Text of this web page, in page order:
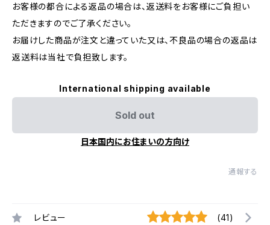
お客様の都合による返品の場合は、返送料をお客様にご負担い
ただきますのでご了承ください。
お届けした商品が注文と違っていた又は、不良品の場合の返品は
返送料は当社で負担致します。
International shipping available
Sold out
日本国内にお住まいの方向け
通報する
レビュー (41)